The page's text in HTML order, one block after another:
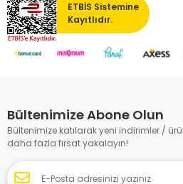
ETBİS Sistemine
Kayıtlıdır.
Bültenimize Abone Olun
Bültenimize katılarak yeni indirimler /
daha fazla fırsat yakalayın!